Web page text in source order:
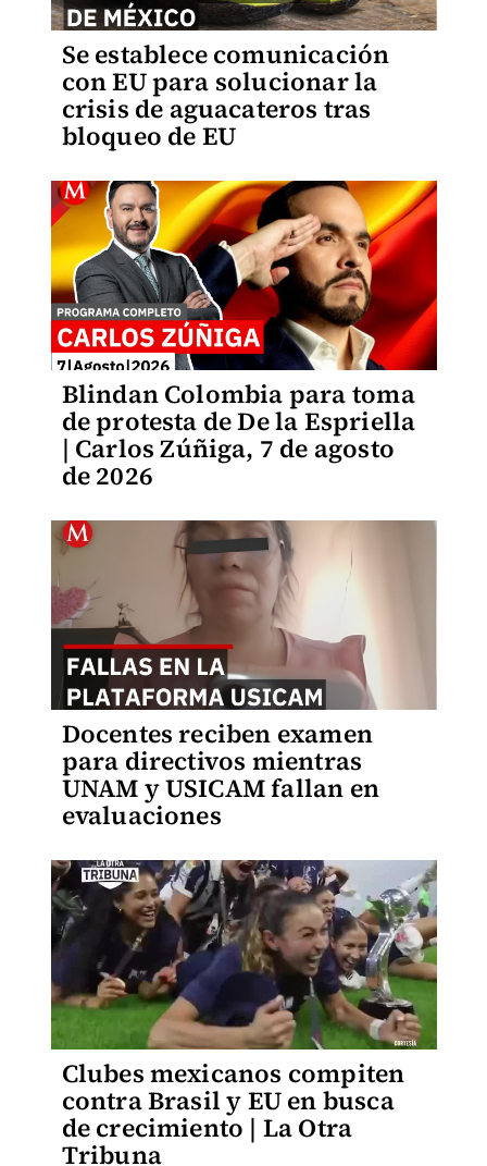
Se establece comunicación
con EU para solucionar la
crisis de aguacateros tras
bloqueo de EU
Blindan Colombia para toma
de protesta de De la Espriella
| Carlos Zúñiga, 7 de agosto
de 2026
Docentes reciben examen
para directivos mientras
UNAM y USICAM fallan en
evaluaciones
Clubes mexicanos compiten
contra Brasil y EU en busca
de crecimiento | La Otra
Tribuna